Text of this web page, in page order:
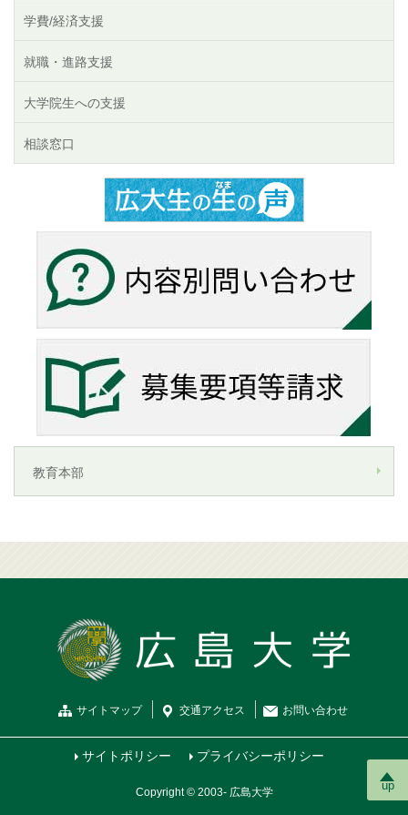
学費/経済支援
就職・進路支援
大学院生への支援
相談窓口
教育本部
up
サイトマップ 交通アクセス お問い合わせ
サイトポリシー プライバシーポリシー
Copyright © 2003- 広島大学